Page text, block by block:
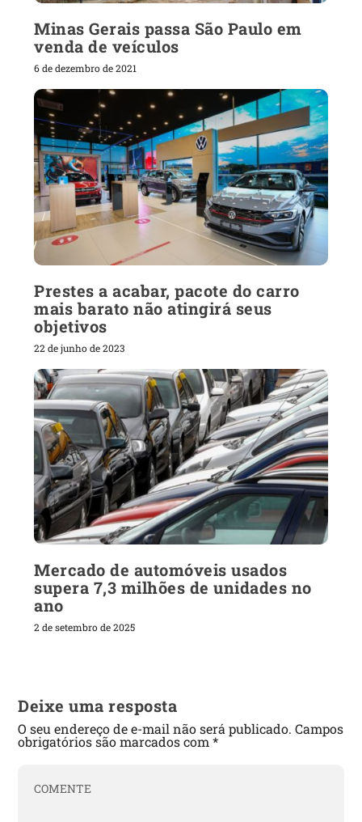
Minas Gerais passa São Paulo em
venda de veículos
6 de dezembro de 2021
Prestes a acabar, pacote do carro
mais barato não atingirá seus
objetivos
22 de junho de 2023
Mercado de automóveis usados
supera 7,3 milhões de unidades no
ano
2 de setembro de 2025
Deixe uma resposta
O seu endereço de e-mail não será publicado. Campos
obrigatórios são marcados com*